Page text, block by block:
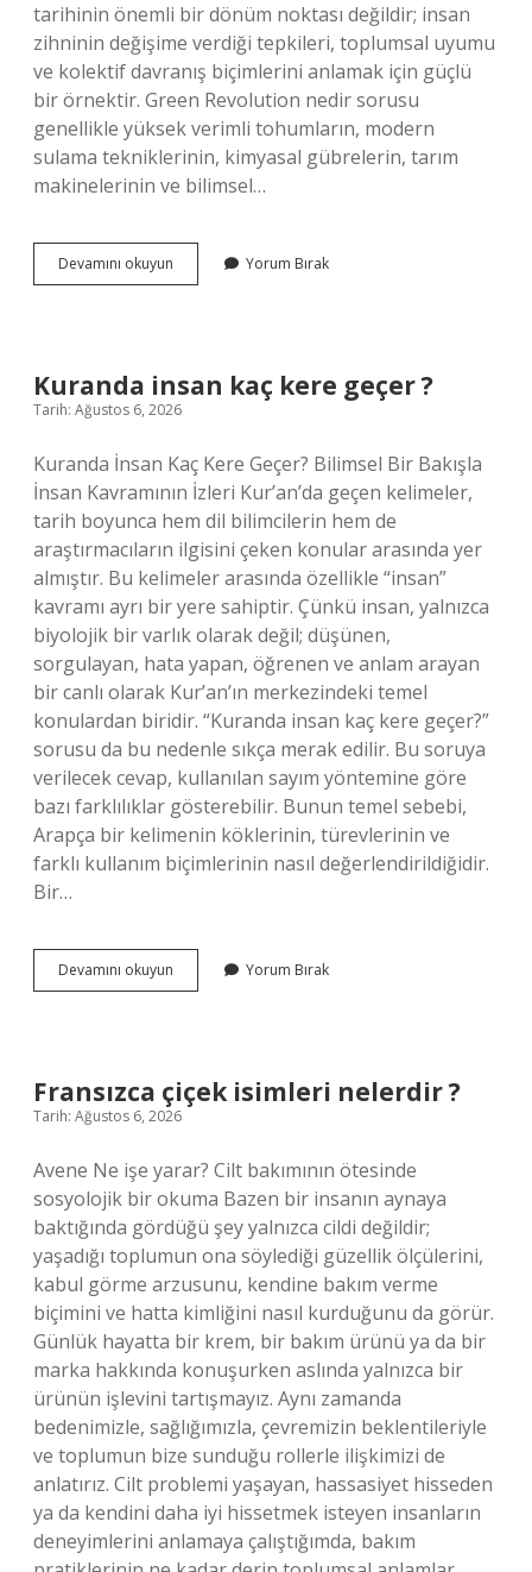
tarihinin önemli bir dönüm noktası değildir; insan
zihninin değişime verdiği tepkileri, toplumsal uyumu
ve kolektif davranış biçimlerini anlamak için güçlü
bir örnektir. Green Revolution nedir sorusu
genellikle yüksek verimli tohumların, modern
sulama tekniklerinin, kimyasal gübrelerin, tarım
makinelerinin ve bilimsel…
Devamını okuyun
Revolution
Yorum Bırak
Kuranda insan kaç kere geçer ?
Tarih: Ağustos 6, 2026
Kuranda İnsan Kaç Kere Geçer? Bilimsel Bir Bakışla
İnsan Kavramının İzleri Kur’an’da geçen kelimeler,
tarih boyunca hem dil bilimcilerin hem de
araştırmacıların ilgisini çeken konular arasında yer
almıştır. Bu kelimeler arasında özellikle “insan”
kavramı ayrı bir yere sahiptir. Çünkü insan, yalnızca
biyolojik bir varlık olarak değil; düşünen,
sorgulayan, hata yapan, öğrenen ve anlam arayan
bir canlı olarak Kur’an’ın merkezindeki temel
konulardan biridir. “Kuranda insan kaç kere geçer?”
sorusu da bu nedenle sıkça merak edilir. Bu soruya
verilecek cevap, kullanılan sayım yöntemine göre
bazı farklılıklar gösterebilir. Bunun temel sebebi,
Arapça bir kelimenin köklerinin, türevlerinin ve
farklı kullanım biçimlerinin nasıl değerlendirildiğidir.
Bir…
Devamını okuyun Kuranda
insan
Yorum Bırak
Fransızca çiçek isimleri nelerdir ?
Tarih: Ağustos 6, 2026
Avene Ne işe yarar? Cilt bakımının ötesinde
sosyolojik bir okuma Bazen bir insanın aynaya
baktığında gördüğü şey yalnızca cildi değildir;
yaşadığı toplumun ona söylediği güzellik ölçülerini,
kabul görme arzusunu, kendine bakım verme
biçimini ve hatta kimliğini nasıl kurduğunu da görür.
Günlük hayatta bir krem, bir bakım ürünü ya da bir
marka hakkında konuşurken aslında yalnızca bir
ürünün işlevini tartışmayız. Aynı zamanda
bedenimizle, sağlığımızla, çevremizin beklentileriyle
ve toplumun bize sunduğu rollerle ilişkimizi de
anlatırız. Cilt problemi yaşayan, hassasiyet hisseden
ya da kendini daha iyi hissetmek isteyen insanların
deneyimlerini anlamaya çalıştığımda, bakım